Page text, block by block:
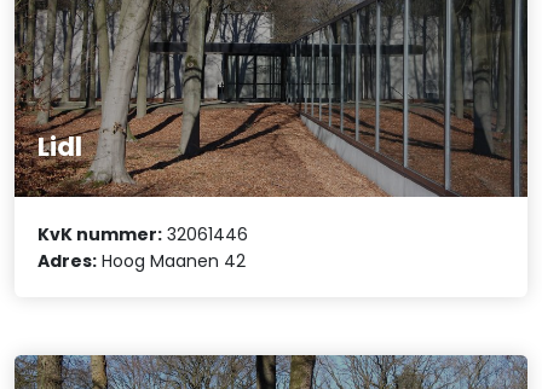
Lidl
KvK nummer: 32061446
Adres: Hoog Maanen 42